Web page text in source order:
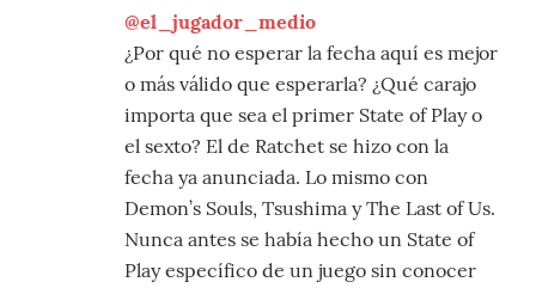
@el_jugador_medio
¿Por qué no esperar la fecha aquí es mejor
o más válido que esperarla? ¿Qué carajo
importa que sea el primer State of Play o
el sexto? El de Ratchet se hizo con la
fecha ya anunciada. Lo mismo con
Demon’s Souls, Tsushima y The Last of Us.
Nunca antes se había hecho un State of
Play específico de un juego sin conocer